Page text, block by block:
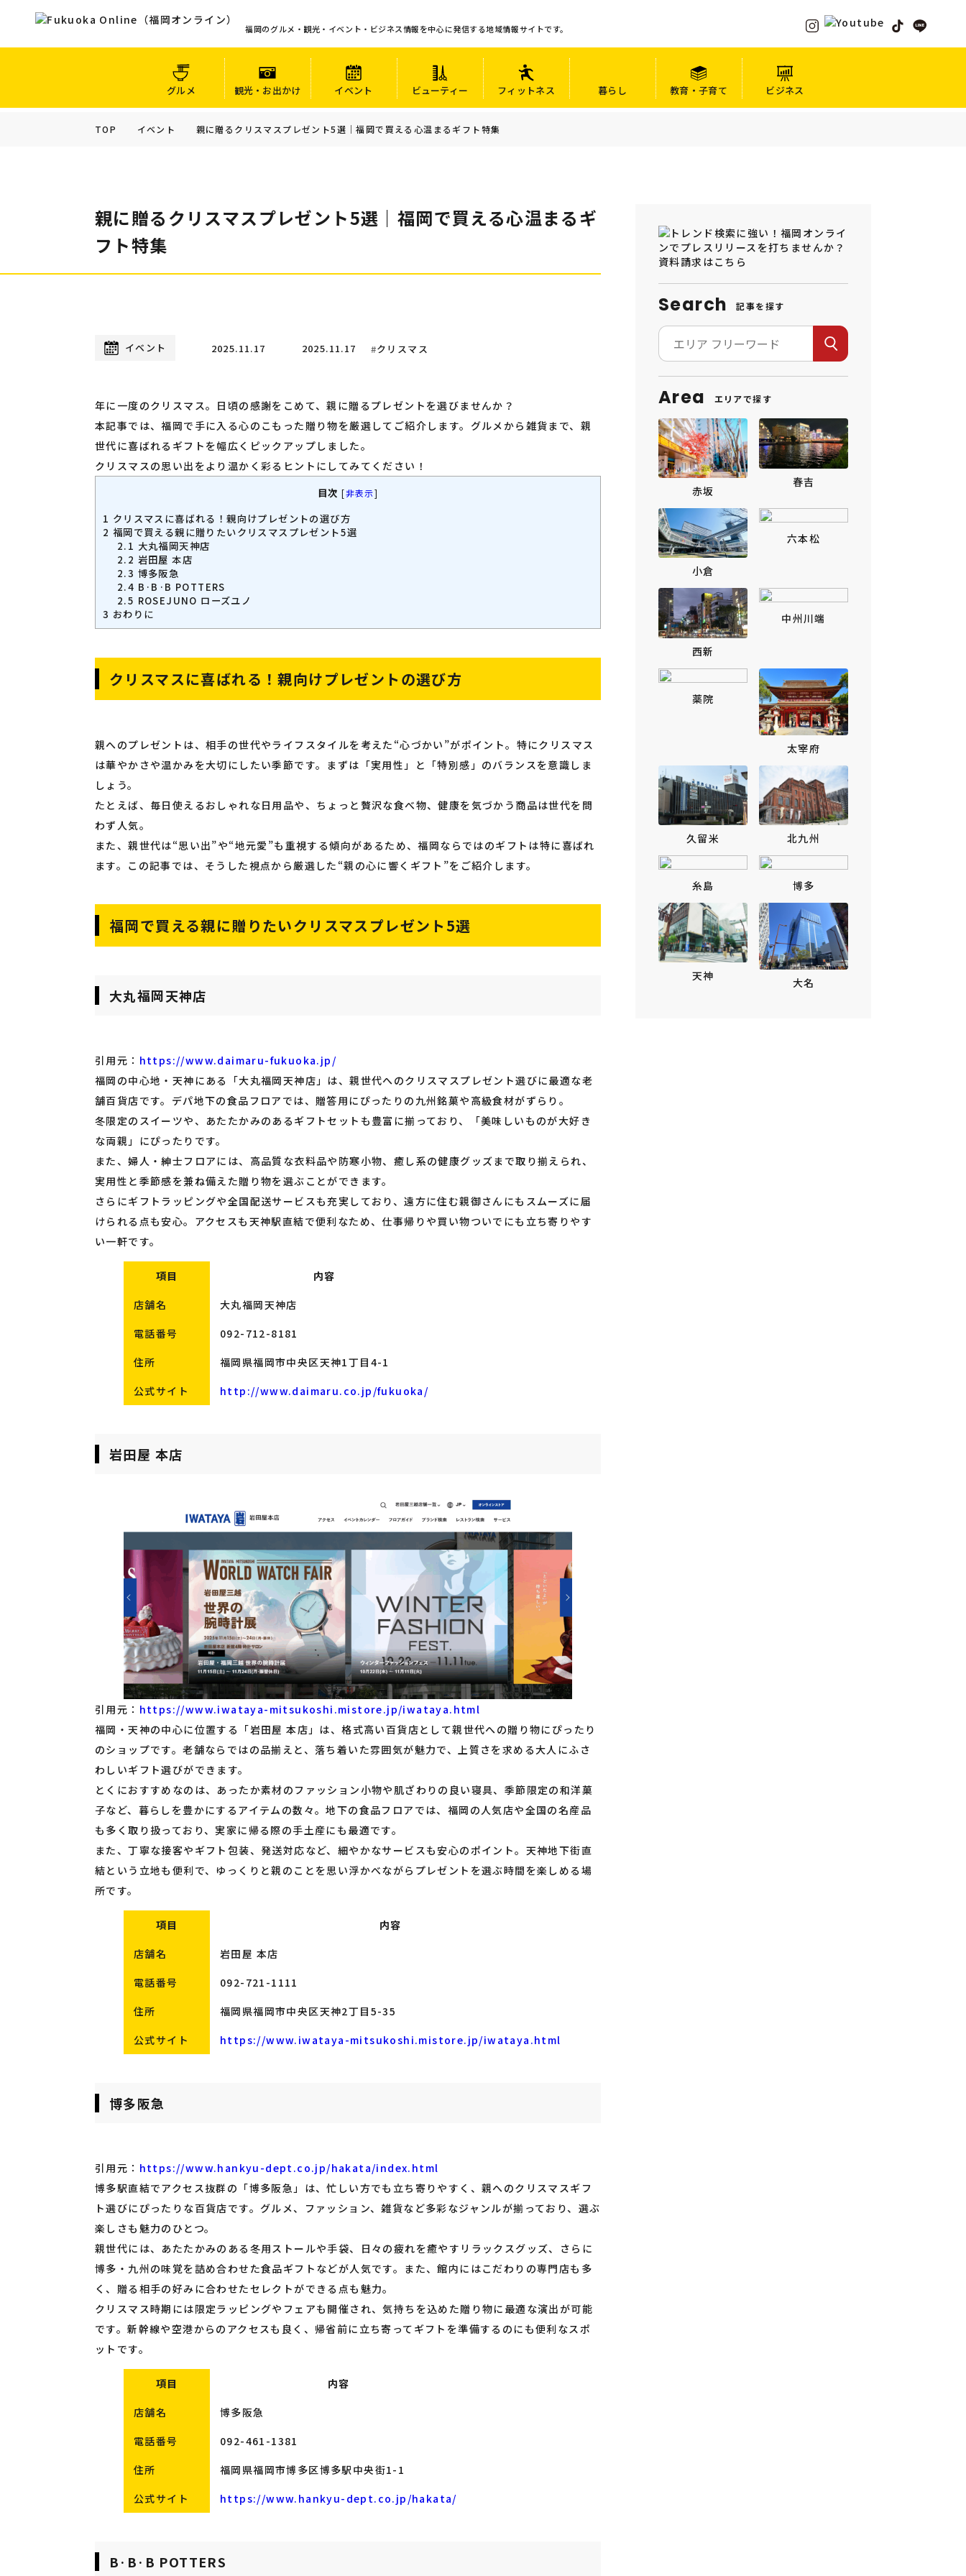
福岡のグルメ・観光・イベント・ビジネス情報を中心に発信する地域情報サイトです。
グルメ 観光・お出かけ イベント ビューティー フィットネス 暮らし 教育・子育て ビジネス
TOP イベント 親に贈るクリスマスプレゼント5選｜福岡で買える心温まるギフト特集
親に贈るクリスマスプレゼント5選｜福岡で買える心温まるギ
フト特集
イベント 2025.11.17 2025.11.17 クリスマス
年に一度のクリスマス。日頃の感謝をこめて、親に贈るプレゼントを選びませんか？
本記事では、福岡で手に入る心のこもった贈り物を厳選してご紹介します。グルメから雑貨まで、親
世代に喜ばれるギフトを幅広くピックアップしました。
クリスマスの思い出をより温かく彩るヒントにしてみてください！
目次 [非表示]
1 クリスマスに喜ばれる！親向けプレゼントの選び方
2 福岡で買える親に贈りたいクリスマスプレゼント5選
2.1 大丸福岡天神店
2.2 岩田屋 本店
2.3 博多阪急
2.4 B·B·B POTTERS
2.5 ROSEJUNO ローズユノ
3 おわりに
クリスマスに喜ばれる！親向けプレゼントの選び方
親へのプレゼントは、相手の世代やライフスタイルを考えた“心づかい”がポイント。特にクリスマス
は華やかさや温かみを大切にしたい季節です。まずは「実用性」と「特別感」のバランスを意識しま
しょう。
たとえば、毎日使えるおしゃれな日用品や、ちょっと贅沢な食べ物、健康を気づかう商品は世代を問
わず人気。
また、親世代は“思い出”や“地元愛”も重視する傾向があるため、福岡ならではのギフトは特に喜ばれ
ます。この記事では、そうした視点から厳選した“親の心に響くギフト”をご紹介します。
福岡で買える親に贈りたいクリスマスプレゼント5選
大丸福岡天神店
引用元： https://www.daimaru-fukuoka.jp/
福岡の中心地・天神にある「大丸福岡天神店」は、親世代へのクリスマスプレゼント選びに最適な老
舗百貨店です。デパ地下の食品フロアでは、贈答用にぴったりの九州銘菓や高級食材がずらり。
冬限定のスイーツや、あたたかみのあるギフトセットも豊富に揃っており、「美味しいものが大好き
な両親」にぴったりです。
また、婦人・紳士フロアには、高品質な衣料品や防寒小物、癒し系の健康グッズまで取り揃えられ、
実用性と季節感を兼ね備えた贈り物を選ぶことができます。
さらにギフトラッピングや全国配送サービスも充実しており、遠方に住む親御さんにもスムーズに届
けられる点も安心。アクセスも天神駅直結で便利なため、仕事帰りや買い物ついでにも立ち寄りやす
い一軒です。
項目
内容
店舗名
大丸福岡天神店
電話番号
092-712-8181
住所
福岡県福岡市中央区天神1丁目4-1
公式サイト
http://www.daimaru.co.jp/fukuoka/
岩田屋 本店
引用元： https://www.iwataya-mitsukoshi.mistore.jp/iwataya.html
福岡・天神の中心に位置する「岩田屋 本店」は、格式高い百貨店として親世代への贈り物にぴったり
のショップです。老舗ならではの品揃えと、落ち着いた雰囲気が魅力で、上質さを求める大人にふさ
わしいギフト選びができます。
とくにおすすめなのは、あったか素材のファッション小物や肌ざわりの良い寝具、季節限定の和洋菓
子など、暮らしを豊かにするアイテムの数々。地下の食品フロアでは、福岡の人気店や全国の名産品
も多く取り扱っており、実家に帰る際の手土産にも最適です。
また、丁寧な接客やギフト包装、発送対応など、細やかなサービスも安心のポイント。天神地下街直
結という立地も便利で、ゆっくりと親のことを思い浮かべながらプレゼントを選ぶ時間を楽しめる場
所です。
項目
内容
店舗名
岩田屋 本店
電話番号
092-721-1111
住所
福岡県福岡市中央区天神2丁目5-35
公式サイト
https://www.iwataya-mitsukoshi.mistore.jp/iwataya.html
博多阪急
引用元： https://www.hankyu-dept.co.jp/hakata/index.html
博多駅直結でアクセス抜群の「博多阪急」は、忙しい方でも立ち寄りやすく、親へのクリスマスギフ
ト選びにぴったりな百貨店です。グルメ、ファッション、雑貨など多彩なジャンルが揃っており、選ぶ
楽しさも魅力のひとつ。
親世代には、あたたかみのある冬用ストールや手袋、日々の疲れを癒やすリラックスグッズ、さらに
博多・九州の味覚を詰め合わせた食品ギフトなどが人気です。また、館内にはこだわりの専門店も多
く、贈る相手の好みに合わせたセレクトができる点も魅力。
クリスマス時期には限定ラッピングやフェアも開催され、気持ちを込めた贈り物に最適な演出が可能
です。新幹線や空港からのアクセスも良く、帰省前に立ち寄ってギフトを準備するのにも便利なスポ
ットです。
項目
内容
店舗名
博多阪急
電話番号
092-461-1381
住所
福岡県福岡市博多区博多駅中央街1-1
公式サイト
https://www.hankyu-dept.co.jp/hakata/
B·B·B POTTERS
Search 記事を探す
Area エリアで探す
赤坂
春吉
小倉
六本松
西新
中州川端
薬院
太宰府
久留米 北九州
糸島 博多
天神
大名